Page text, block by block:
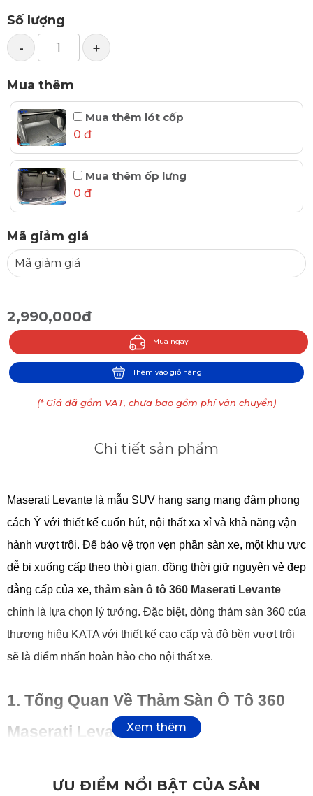
Số lượng
- +
Mua thêm
Mua thêm lót cốp
0 đ
Mua thêm ốp lưng
0 đ
Mã giảm giá
2,990,000đ
Mua ngay
Thêm vào giỏ hàng
(* Giá đã gồm VAT, chưa bao gồm phí vận chuyển)
Chi tiết sản phẩm
Maserati Levante là mẫu SUV hạng sang mang đậm phong
cách Ý với thiết kế cuốn hút, nội thất xa xỉ và khả năng vận
hành vượt trội. Để bảo vệ trọn vẹn phần sàn xe, một khu vực
dễ bị xuống cấp theo thời gian, đồng thời giữ nguyên vẻ đẹp
đẳng cấp của xe, thảm sàn ô tô 360 Maserati Levante
chính là lựa chọn lý tưởng. Đặc biệt, dòng thảm sàn 360 của
thương hiệu KATA với thiết kế cao cấp và độ bền vượt trội
sẽ là điểm nhấn hoàn hảo cho nội thất xe.
1. Tổng Quan Về Thảm Sàn Ô Tô 360
Maserati Levante
được thiết kế theo kích thước chuẩn xác, ôm sát từng
ƯU ĐIỂM NỔI BẬT CỦA SẢN